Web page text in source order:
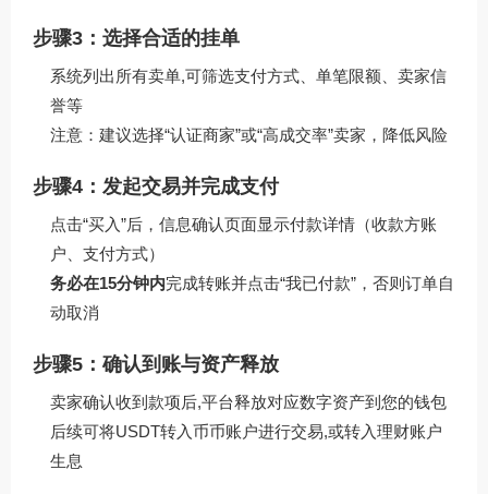
步骤3：选择合适的挂单
系统列出所有卖单,可筛选支付方式、单笔限额、卖家信
誉等
注意：建议选择“认证商家”或“高成交率”卖家，降低风险
步骤4：发起交易并完成支付
点击“买入”后，信息确认页面显示付款详情（收款方账
户、支付方式）
务必在15分钟内完成转账并点击“我已付款”，否则订单自
动取消
步骤5：确认到账与资产释放
卖家确认收到款项后,平台释放对应数字资产到您的钱包
后续可将USDT转入币币账户进行交易,或转入理财账户
生息